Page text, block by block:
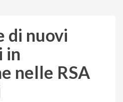
di nuovi
in
nelle RSA